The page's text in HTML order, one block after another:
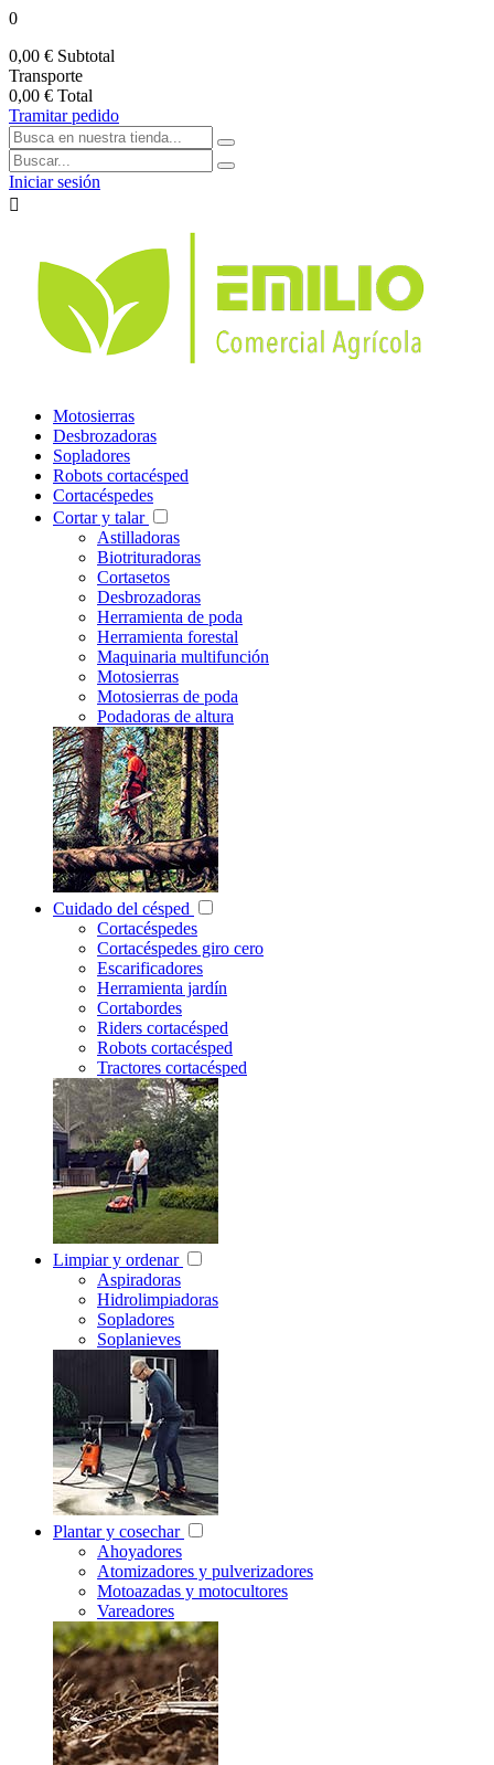
0
0,00 € Subtotal
Transporte
0,00 € Total
Tramitar pedido
Iniciar sesión

Motosierras
Desbrozadoras
Sopladores
Robots cortacésped
Cortacéspedes
Cortar y talar
Astilladoras
Biotrituradoras
Cortasetos
Desbrozadoras
Herramienta de poda
Herramienta forestal
Maquinaria multifunción
Motosierras
Motosierras de poda
Podadoras de altura
Cuidado del césped
Cortacéspedes
Cortacéspedes giro cero
Escarificadores
Herramienta jardín
Cortabordes
Riders cortacésped
Robots cortacésped
Tractores cortacésped
Limpiar y ordenar
Aspiradoras
Hidrolimpiadoras
Sopladores
Soplanieves
Plantar y cosechar
Ahoyadores
Atomizadores y pulverizadores
Motoazadas y motocultores
Vareadores